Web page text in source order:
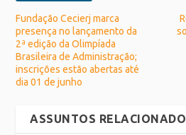
Fundação Cecierj marca
presença no lançamento da
2ª edição da Olimpíada
Brasileira de Administração;
inscrições estão abertas até
dia 01 de junho
ASSUNTOS